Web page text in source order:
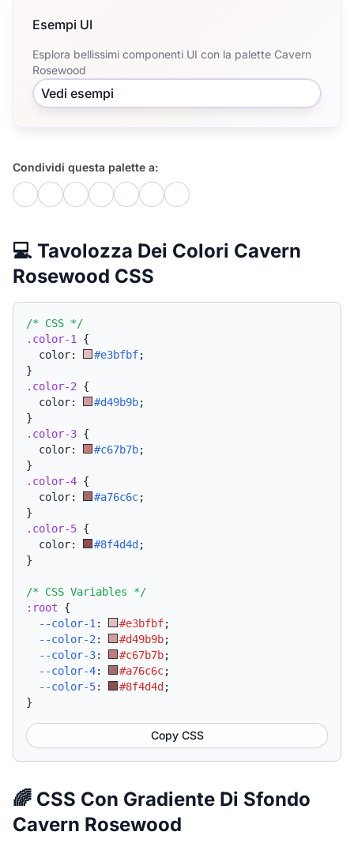
Esempi UI
Esplora bellissimi componenti UI con la palette Cavern
Rosewood
Vedi esempi
Condividi questa palette a:
💻 Tavolozza Dei Colori Cavern
Rosewood CSS
/* CSS */
.color-1
{
  color:
#e3bfbf;
}
.color-2 {
  color:
#d49b9b;
}
.color-3 {
  color:
#c67b7b;
}
.color-4 {
  color:
#a76c6c;
}
.color-5 {
  color:
#8f4d4d ;
}
/* CSS Variables */
:root {
--color-1 : #e3bfbf;
--color-2 : #d49b9b;
--color-3: #c67b7b;
--color-4: #a76c6c;
--color-5: #8f4d4d ;
}
Copy CSS
🌈 CSS Con Gradiente Di Sfondo
Cavern Rosewood